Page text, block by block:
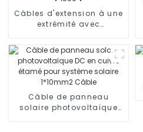
Câbles d'extension à une
extrémité avec
Câble de panneau
solaire photovoltaïque